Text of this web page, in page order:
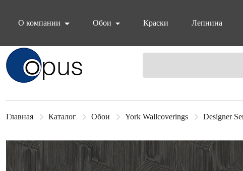
О компании
Обои Краски Лепнина
Блок поиска
Главная Каталог Обои York Wallcoverings Designer